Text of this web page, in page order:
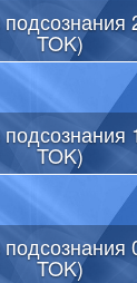
TOK)
TOK)
TOK)